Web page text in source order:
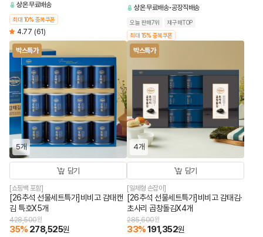
상온무료배송
최대 10% 중복쿠폰
4.77 (61)
상온무료배송 공장직배송
오늘 판매7위
재구매TOP
최대 15% 중복쿠폰
박스특가
5개
담기
[쇼핑백 포함]
[26추석 선물세트특가]비비고 감태캔
김 특호X5개
428,500원
35% 278,525원
박스특가
4개
담기
[일체형 손잡이]
[26추석 선물세트특가]비비고 감태김·
초사리 곱창돌김X4개
285,600원
33%191,352원